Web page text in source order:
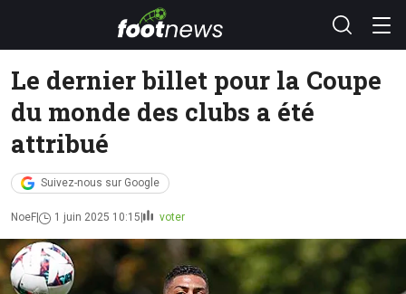
Le dernier billet pour la Coupe
du monde des clubs a été
attribué
Suivez-nous sur Google
NoeF 1 juin 2025 10:15 voter